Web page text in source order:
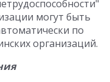
могут быть
по
организаций.